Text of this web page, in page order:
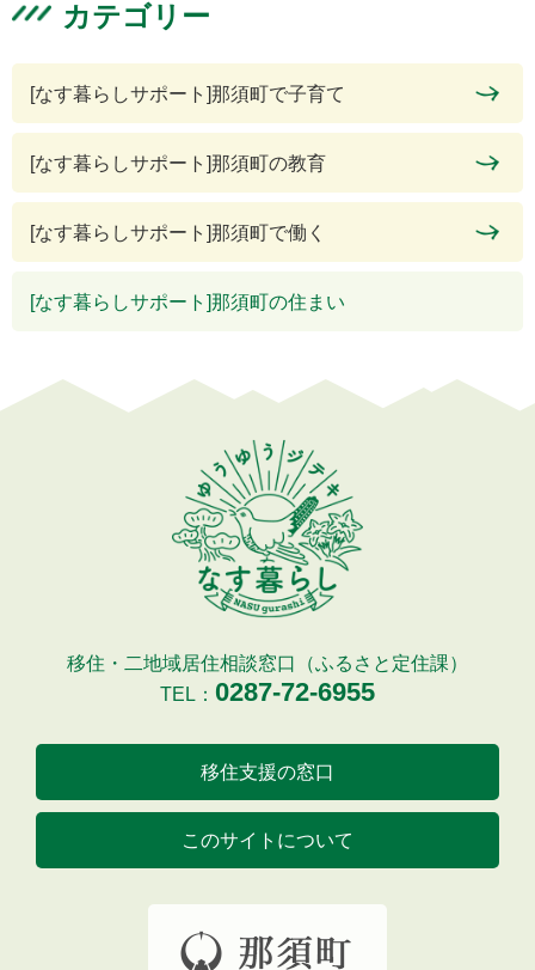
カテゴリー
[なす暮らしサポート]那須町で子育て
[なす暮らしサポート]那須町の教育
[なす暮らしサポート]那須町で働く
[なす暮らしサポート]那須町の住まい
移住・二地域居住相談窓口（ふるさと定住課）
TEL： 0287-72-6955
移住支援の窓口
このサイトについて